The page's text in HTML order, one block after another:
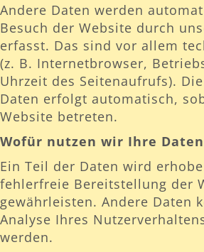
Andere Daten werden
Besuch der Website durch
erfasst. Das sind vor allem
(z. B. Internetbrowser,
Uhrzeit des Seitenaufrufs).
Daten erfolgt automatisch,
Website betreten.
Wofür nutzen wir Ihre
Ein Teil der Daten wird
fehlerfreie Bereitstellung der
gewährleisten. Andere Daten
Analyse Ihres
werden.